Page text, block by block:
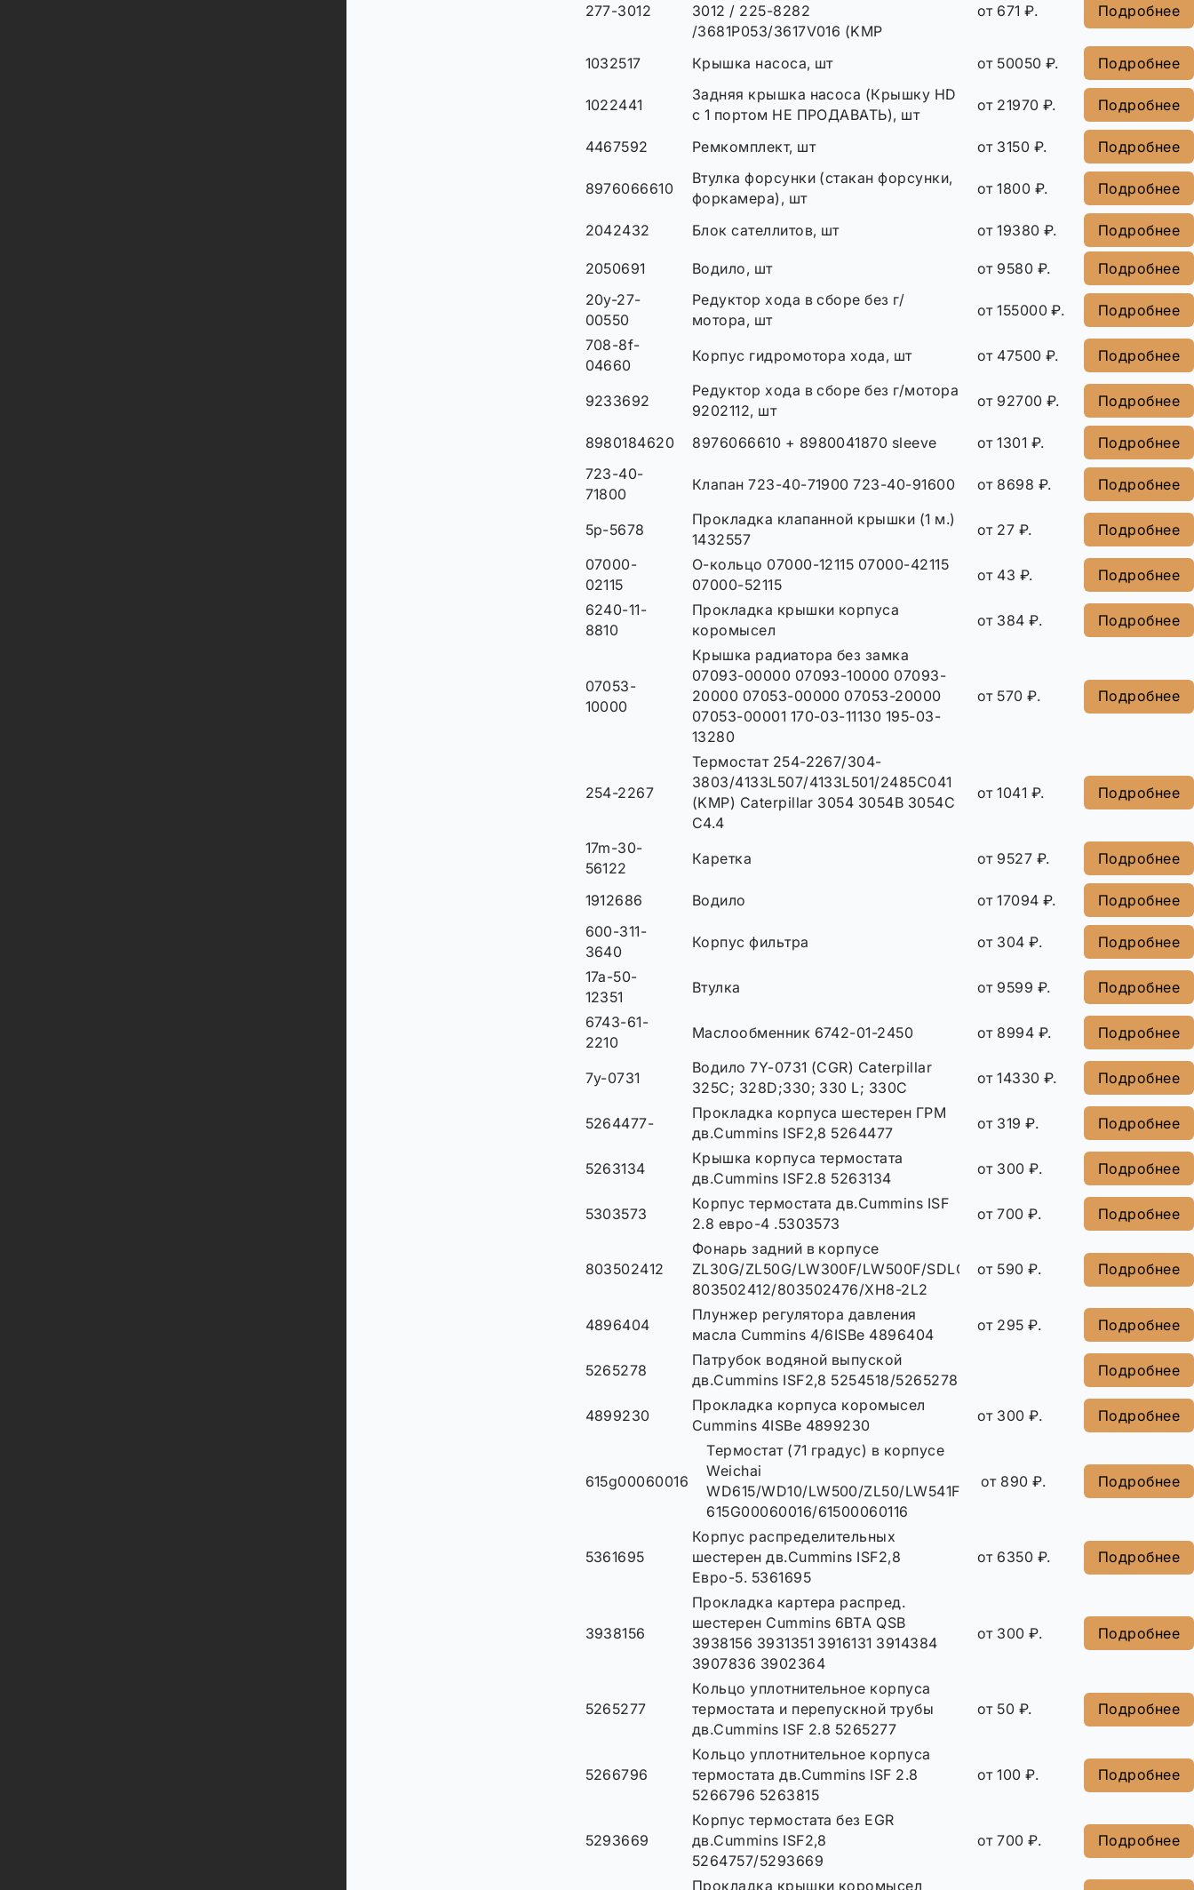
277-3012
3012 / 225-8282
/3681P053/3617V016 (KMP
от 671 ₽. Подробнее
1032517 Крышка насоса, шт от 50050 ₽. Подробнее
1022441
Задняя крышка насоса (Крышку HD
с 1 портом НЕ ПРОДАВАТЬ), шт
от 21970 ₽. Подробнее
4467592 Ремкомплект, шт от 3150 ₽. Подробнее
8976066610
Втулка форсунки (стакан форсунки,
форкамера), шт
от 1800 ₽. Подробнее
2042432 Блок сателлитов, шт от 19380 ₽. Подробнее
2050691 Водило, шт от 9580 ₽.
Подробнее
20y-27-
00550
Редуктор хода в сборе без г/
мотора, шт
от 155000 ₽.
Подробнее
708-8f-
04660
Корпус гидромотора хода, шт от 47500 ₽. Подробнее
9233692
Редуктор хода в сборе без г/мотора
9202112, шт
от 92700 ₽. Подробнее
8980184620 8976066610 + 8980041870 sleeve от 1301 ₽.
Подробнее
723-40-
71800
Клапан 723-40-71900 723-40-91600 от 8698 ₽. Подробнее
5p-5678
Прокладка клапанной крышки (1 м.)
1432557
от 27 ₽.
Подробнее
07000-
02115
О-кольцо 07000-12115 07000-42115
07000-52115
от 43 ₽.
Подробнее
6240-11-
8810
Прокладка крышки корпуса
коромысел
от 384 ₽. Подробнее
07053-
10000
Крышка радиатора без замка
07093-00000 07093-10000 07093-
20000 07053-00000 07053-20000
07053-00001 170-03-11130 195-03-
13280
от 570 ₽. Подробнее
254-2267
Термостат 254-2267/304-
3803/4133L507/4133L501/2485C041
(KMP) Caterpillar 3054 3054B 3054C
C4.4
от 1041 ₽. Подробнее
17m-30-
56122
Каретка от 9527 ₽. Подробнее
1912686 Водило от 17094 ₽.
Подробнее
600-311-
3640
Корпус фильтра от 304 ₽.
Подробнее
17a-50-
12351
Втулка от 9599 ₽.
Подробнее
6743-61-
2210
Маслообменник 6742-01-2450 от 8994 ₽. Подробнее
7y-0731
Водило 7Y-0731 (CGR) Caterpillar
325C; 328D;330; 330 L; 330C
от 14330 ₽. Подробнее
5264477-
Прокладка корпуса шестерен ГРМ
дв.Cummins ISF2,8 5264477
от 319 ₽. Подробнее
5263134
Крышка корпуса термостата
дв.Cummins ISF2.8 5263134
от 300 ₽. Подробнее
5303573
Корпус термостата дв.Cummins ISF
2.8 евро-4 .5303573
от 700 ₽. Подробнее
803502412
Фонарь задний в корпусе
ZL30G/ZL50G/LW300F/LW500F/SDLG/Changlin
803502412/803502476/XH8-2L2
от 590 ₽. Подробнее
4896404
Плунжер регулятора давления
масла Cummins 4/6ISBe 4896404
от 295 ₽. Подробнее
5265278
Патрубок водяной выпуской
дв.Cummins ISF2,8 5254518/5265278
Подробнее
4899230
Прокладка корпуса коромысел
Cummins 4ISBe 4899230
от 300 ₽. Подробнее
615g00060016
Термостат (71 градус) в корпусе
Weichai
WD615/WD10/LW500/ZL50/LW541F
615G00060016/61500060116
от 890 ₽. Подробнее
5361695
Корпус распределительных
шестерен дв.Cummins ISF2,8
Евро-5. 5361695
от 6350 ₽. Подробнее
3938156
Прокладка картера распред.
шестерен Cummins 6BTА QSB
3938156 3931351 3916131 3914384
3907836 3902364
от 300 ₽. Подробнее
5265277
Кольцо уплотнительное корпуса
термостата и перепускной трубы
дв.Cummins ISF 2.8 5265277
от 50 ₽. Подробнее
5266796
Кольцо уплотнительное корпуса
термостата дв.Cummins ISF 2.8
5266796 5263815
от 100 ₽. Подробнее
5293669
Корпус термостата без EGR
дв.Cummins ISF2,8
5264757/5293669
от 700 ₽. Подробнее
Прокладка крышки коромысел